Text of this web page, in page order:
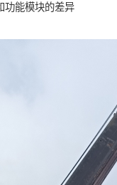
功能模块的差异